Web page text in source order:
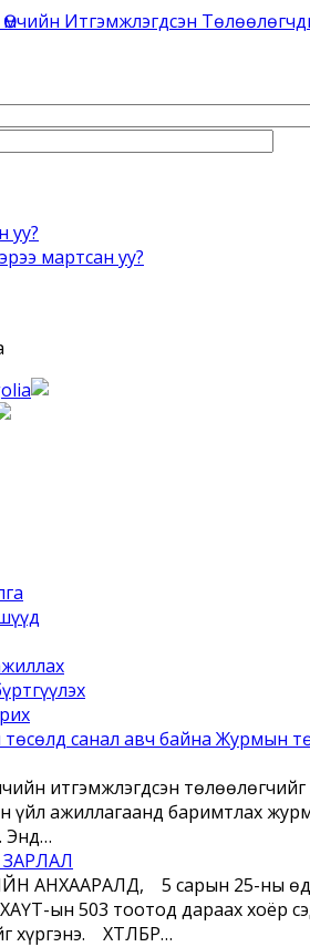
уу?
мартсан уу?
Журмын
итгэмжлэгдсэн төлөөлөгчийг
үйл ажиллагаанд баримтлах
Энд…
ЗАРЛАЛ
АНХААРАЛД, 5 сарын 25-ны
ын 503 тоотод дараах хоёр
хүргэнэ. ХӨТӨЛБӨР…